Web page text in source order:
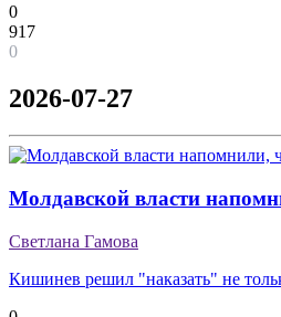
0
917
0
2026-07-27
Молдавской власти
Светлана Гамова
Кишинев решил "наказать" не